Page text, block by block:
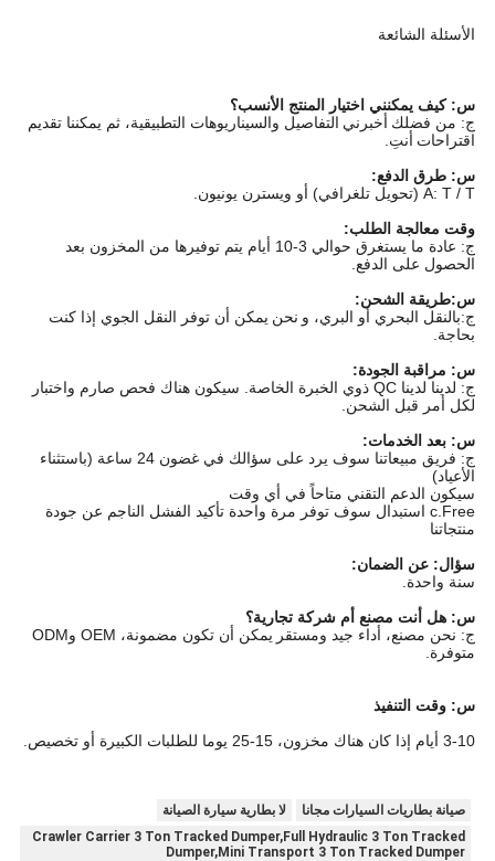
الأسئلة الشائعة
س: كيف يمكنني اختيار المنتج الأنسب؟
ج: من فضلك أخبرني التفاصيل والسيناريوهات التطبيقية، ثم يمكننا تقديم
اقتراحات أنتِ.
س: طرق الدفع:
A: T / T (تحويل تلغرافي) أو ويسترن يونيون.
وقت معالجة الطلب:
ج: عادة ما يستغرق حوالي 3-10 أيام يتم توفيرها من المخزون بعد
الحصول على الدفع.
س:طريقة الشحن:
ج:بالنقل البحري أو البري، و نحن يمكن أن توفر النقل الجوي إذا كنت
بحاجة.
س: مراقبة الجودة:
ج: لدينا لدينا QC ذوي الخبرة الخاصة. سيكون هناك فحص صارم واختبار
لكل أمر قبل الشحن.
س: بعد الخدمات:
ج: فريق مبيعاتنا سوف يرد على سؤالك في غضون 24 ساعة (باستثناء
الأعياد)
سيكون الدعم التقني متاحاً في أي وقت
c.Free استبدال سوف توفر مرة واحدة تأكيد الفشل الناجم عن جودة
منتجاتنا
سؤال: عن الضمان:
سنة واحدة.
س: هل أنت مصنع أم شركة تجارية؟
ج: نحن مصنع، أداء جيد ومستقر
يمكن أن تكون مضمونة، OEM وODM
متوفرة.
س: وقت التنفيذ
3-10 أيام إذا كان هناك مخزون، 15-25 يوما للطلبات الكبيرة أو تخصيص.
صيانة بطاريات السيارات مجانا
لا بطارية سيارة الصيانة
Crawler Carrier 3 Ton Tracked Dumper,Full Hydraulic 3 Ton Tracked
Dumper,Mini Transport 3 Ton Tracked Dumper